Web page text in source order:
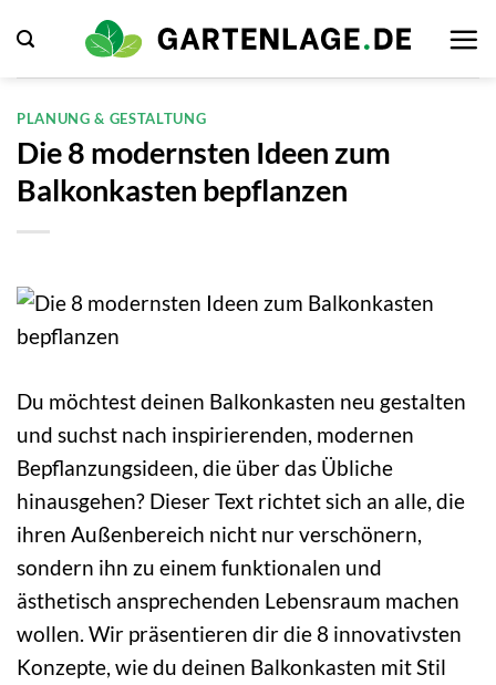
Inhalt
springen
PLANUNG & GESTALTUNG
Die 8 modernsten Ideen zum
Balkonkasten bepflanzen
Du möchtest deinen Balkonkasten neu gestalten
und suchst nach inspirierenden, modernen
Bepflanzungsideen, die über das Übliche
hinausgehen? Dieser Text richtet sich an alle, die
ihren Außenbereich nicht nur verschönern,
sondern ihn zu einem funktionalen und
ästhetisch ansprechenden Lebensraum machen
wollen. Wir präsentieren dir die 8 innovativsten
Konzepte, wie du deinen Balkonkasten mit Stil